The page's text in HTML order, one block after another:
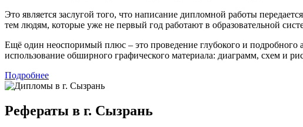
Это является заслугой того, что написание дипломной работы
тем людям, которые уже не первый год работают в образовательной
Ещё один неоспоримый плюс – это проведение глубокого и
использование обширного графического материала: диаграмм, схем и
Подробнее
Рефераты в г. Сызрань